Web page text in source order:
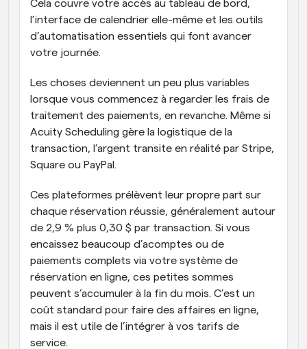
Cela couvre votre accès au tableau de bord,
l’interface de calendrier elle-même et les outils
d’automatisation essentiels qui font avancer
votre journée.
Les choses deviennent un peu plus variables
lorsque vous commencez à regarder les frais de
traitement des paiements, en revanche. Même si
Acuity Scheduling gère la logistique de la
transaction, l’argent transite en réalité par Stripe,
Square ou PayPal.
Ces plateformes prélèvent leur propre part sur
chaque réservation réussie, généralement autour
de 2,9 % plus 0,30 $ par transaction. Si vous
encaissez beaucoup d’acomptes ou de
paiements complets via votre système de
réservation en ligne, ces petites sommes
peuvent s’accumuler à la fin du mois. C’est un
coût standard pour faire des affaires en ligne,
mais il est utile de l’intégrer à vos tarifs de
service.